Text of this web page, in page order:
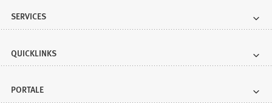
SERVICES
QUICKLINKS
PORTALE